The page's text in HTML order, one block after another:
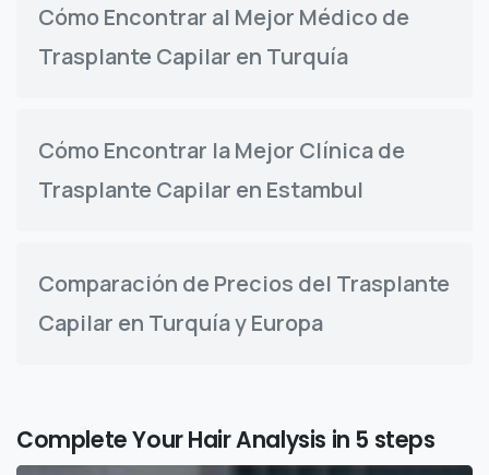
Cómo Encontrar al Mejor Médico de
Trasplante Capilar en Turquía
Cómo Encontrar la Mejor Clínica de
Trasplante Capilar en Estambul
Comparación de Precios del Trasplante
Capilar en Turquía y Europa
Complete Your Hair Analysis in 5 steps